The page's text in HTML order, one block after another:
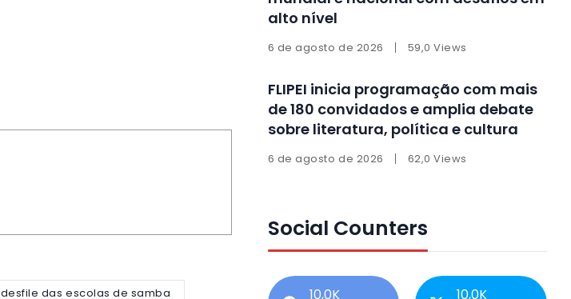
desfile das escolas de samba
alto nível
6 de agosto de 2026 59,0 Views
FLIPEI inicia programação com mais
de 180 convidados e amplia debate
sobre literatura, política e cultura
6 de agosto de 2026 62,0 Views
Social Counters
10,0K 10,0K